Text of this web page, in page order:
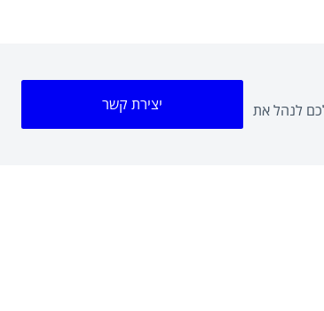
לנהל את
יצירת קשר